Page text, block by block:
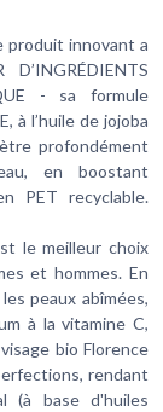
produit innovant a
- sa formule
à l’huile de jojoba
profondément
en boostant
PET recyclable.
le meilleur choix
et hommes. En
peaux abîmées,
à la vitamine C,
bio Florence
rendant
(à base d'huiles